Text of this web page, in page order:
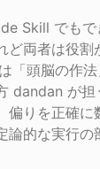
Skill でも
ど両者は役割
「頭脳の作
dandan が
偏りを正確
論的な実行の